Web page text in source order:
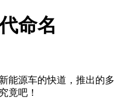
命名
源车的快道，推出
竟吧！